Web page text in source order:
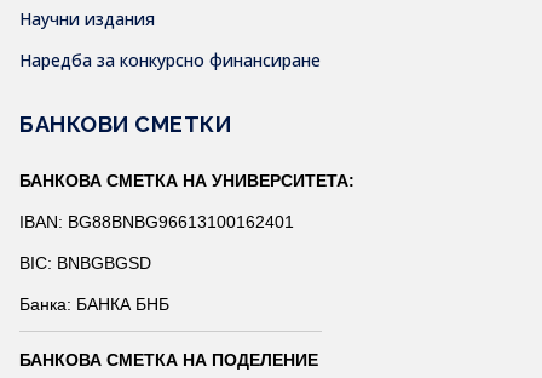
Научни издания
Наредба за конкурсно финансиране
БАНКОВИ СМЕТКИ
БАНКОВА СМЕТКА НА УНИВЕРСИТЕТА:
IBAN: BG88BNBG96613100162401
BIC: BNBGBGSD
Банка: БАНКА БНБ
БАНКОВА СМЕТКА НА ПОДЕЛЕНИЕ